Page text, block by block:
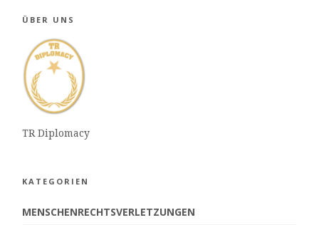
ÜBER UNS
TR Diplomacy
KATEGORIEN
MENSCHENRECHTSVERLETZUNGEN